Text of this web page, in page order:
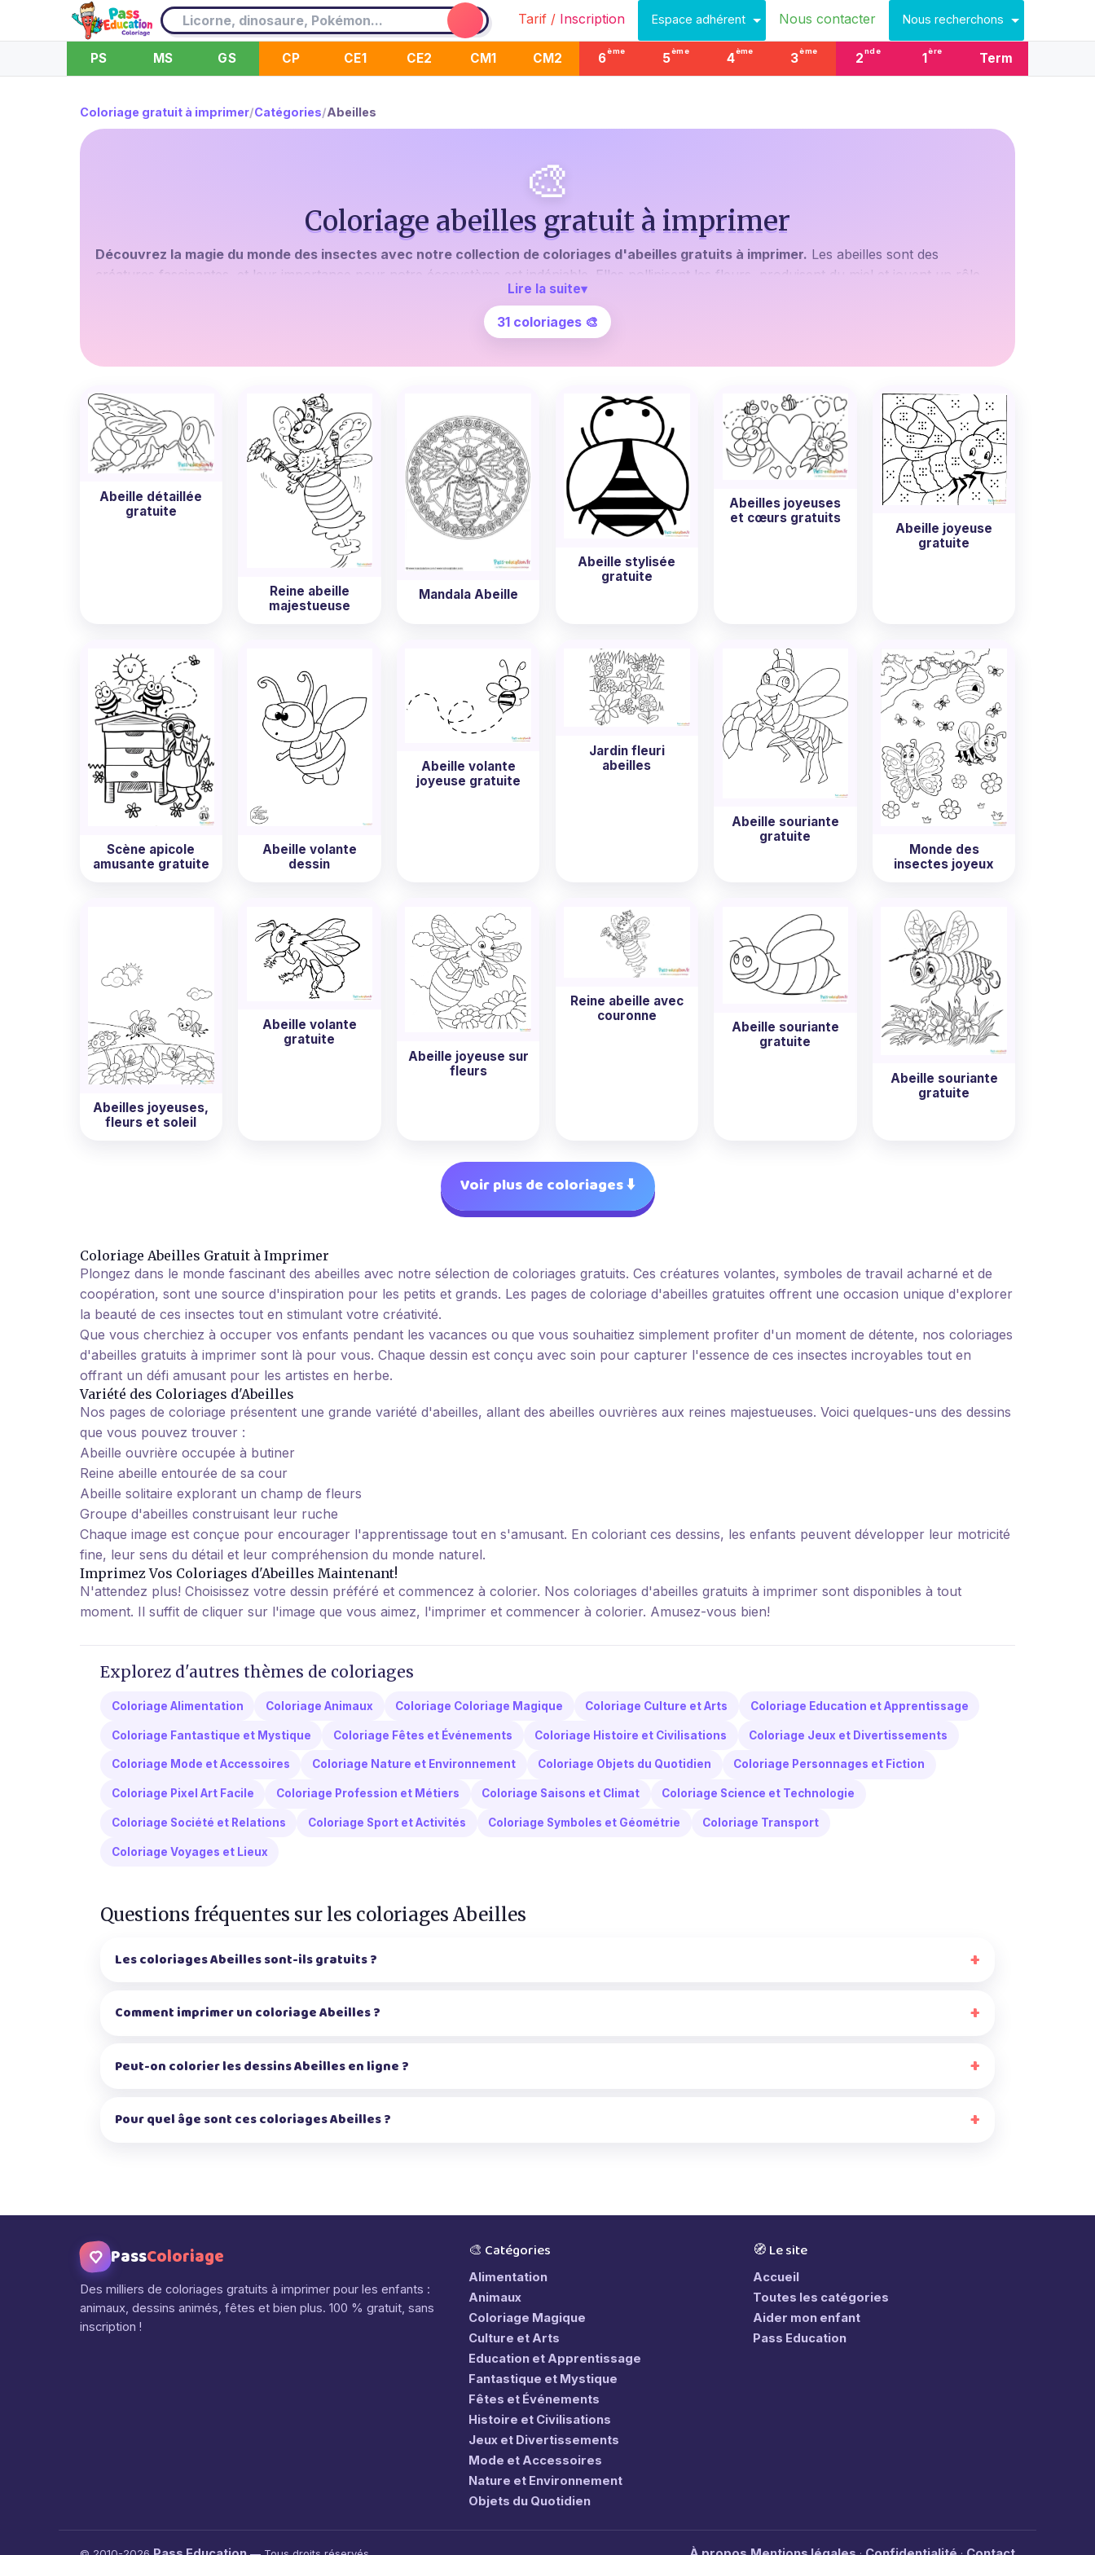
Tarif / Inscription Espace adhérent Nous contacter Nous recherchons
PS MS GS CP CE1 CE2 CM1 CM2 6ème 5ème 4ème 3ème 2nde 1ère Term
Coloriage gratuit à imprimer/Catégories/Abeilles
🎨
Coloriage abeilles gratuit à imprimer
Découvrez la magie du monde des insectes avec notre collection de coloriages d'abeilles gratuits à imprimer. Les abeilles sont des
créatures fascinantes, et leur importance pour notre écosystème est indéniable. Elles pollinisent les fleurs, produisent du miel et jouent un rôle
crucial dans la nature. Mais comment faire comprendre aux enfants l'importance de ces petites bêtes volantes ? Une excellente façon est de les
impliquer dans une activité amusante et éducative comme le coloriage !
Vous avez probablement déjà vu votre enfant s'émerveiller devant une abeille en train de butiner une fleur. Alors pourquoi ne pas capturer cette
Maintenant, imaginez votre petit artiste en herbe, concentré sur son coloriage, choisissant soigneusement ses couleurs pour donner vie à sa
petite abeille. N'est-ce pas une image merveilleuse? Et si on vous disait que vous pouvez rendre cela possible dès maintenant? Allez-y, choisissez
parmi nos divers modèles de coloriage abeilles gratuit à imprimer, et laissez votre enfant découvrir le monde des abeilles tout en s'amusant!
Lire la suite▾
31 coloriages 🎨
Abeille détaillée
gratuite
Reine abeille
majestueuse
Mandala Abeille
Abeille stylisée
gratuite
Abeilles joyeuses
et cœurs gratuits
Abeille joyeuse
gratuite
Scène apicole
amusante gratuite
Abeille volante
dessin
Abeille volante
joyeuse gratuite
Jardin fleuri
abeilles
Abeille souriante
gratuite
Monde des
insectes joyeux
Abeilles joyeuses,
fleurs et soleil
Abeille volante
gratuite
Abeille joyeuse sur
fleurs
Reine abeille avec
couronne
Abeille souriante
gratuite
Abeille souriante
gratuite
Voir plus de coloriages ⬇️
Coloriage Abeilles Gratuit à Imprimer
Plongez dans le monde fascinant des abeilles avec notre sélection de coloriages gratuits. Ces créatures volantes, symboles de travail acharné et de
coopération, sont une source d'inspiration pour les petits et grands. Les pages de coloriage d'abeilles gratuites offrent une occasion unique d'explorer
la beauté de ces insectes tout en stimulant votre créativité.
Que vous cherchiez à occuper vos enfants pendant les vacances ou que vous souhaitiez simplement profiter d'un moment de détente, nos coloriages
d'abeilles gratuits à imprimer sont là pour vous. Chaque dessin est conçu avec soin pour capturer l'essence de ces insectes incroyables tout en
offrant un défi amusant pour les artistes en herbe.
Variété des Coloriages d'Abeilles
Nos pages de coloriage présentent une grande variété d'abeilles, allant des abeilles ouvrières aux reines majestueuses. Voici quelques-uns des dessins
que vous pouvez trouver :
Abeille ouvrière occupée à butiner
Reine abeille entourée de sa cour
Abeille solitaire explorant un champ de fleurs
Groupe d'abeilles construisant leur ruche
Chaque image est conçue pour encourager l'apprentissage tout en s'amusant. En coloriant ces dessins, les enfants peuvent développer leur motricité
fine, leur sens du détail et leur compréhension du monde naturel.
Imprimez Vos Coloriages d'Abeilles Maintenant!
N'attendez plus! Choisissez votre dessin préféré et commencez à colorier. Nos coloriages d'abeilles gratuits à imprimer sont disponibles à tout
moment. Il suffit de cliquer sur l'image que vous aimez, l'imprimer et commencer à colorier. Amusez-vous bien!
Explorez d'autres thèmes de coloriages
Coloriage Alimentation Coloriage Animaux Coloriage Coloriage Magique Coloriage Culture et Arts Coloriage Education et Apprentissage
Coloriage Fantastique et Mystique Coloriage Fêtes et Événements Coloriage Histoire et Civilisations Coloriage Jeux et Divertissements
Coloriage Mode et Accessoires Coloriage Nature et Environnement Coloriage Objets du Quotidien Coloriage Personnages et Fiction
Coloriage Pixel Art Facile Coloriage Profession et Métiers Coloriage Saisons et Climat Coloriage Science et Technologie
Coloriage Société et Relations Coloriage Sport et Activités Coloriage Symboles et Géométrie Coloriage Transport
Coloriage Voyages et Lieux
Questions fréquentes sur les coloriages Abeilles
Les coloriages Abeilles sont-ils gratuits ?
Comment imprimer un coloriage Abeilles ?
Peut-on colorier les dessins Abeilles en ligne ?
Pour quel âge sont ces coloriages Abeilles ?
PassColoriage
Des milliers de coloriages gratuits à imprimer pour les enfants :
animaux, dessins animés, fêtes et bien plus. 100 % gratuit, sans
inscription !
🎨 Catégories
Alimentation
Animaux
Coloriage Magique
Culture et Arts
Education et Apprentissage
Fantastique et Mystique
Fêtes et Événements
Histoire et Civilisations
Jeux et Divertissements
Mode et Accessoires
Nature et Environnement
Objets du Quotidien
🧭 Le site
Accueil
Toutes les catégories
Aider mon enfant
Pass Education